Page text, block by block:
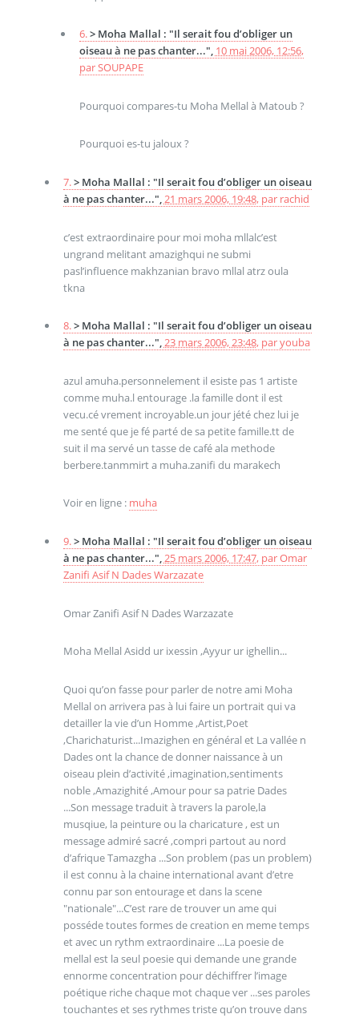
6.> Moha Mallal : "Il serait fou d’obliger un
oiseau à ne pas chanter...", 10 mai 2006, 12:56,
parSOUPAPE
Pourquoi compares-tu Moha Mellal à Matoub ?
Pourquoi es-tu jaloux ?
7.> Moha Mallal : "Il serait fou d’obliger un oiseau
à ne pas chanter...",21 mars 2006, 19:48, par rachid
c’est extraordinaire pour moi moha mllalc’est
ungrand melitant amazighqui ne submi
pasl’influence makhzanian bravo mllal atrz oula
tkna
8.> Moha Mallal : "Il serait fou d’obliger un oiseau
à ne pas chanter...",23 mars 2006, 23:48, paryouba
azul amuha.personnelement il esiste pas 1 artiste
comme muha.l entourage .la famille dont il est
vecu.cé vrement incroyable.un jour jété chez lui je
me senté que je fé parté de sa petite famille.tt de
suit il ma servé un tasse de café ala methode
berbere.tanmmirt a muha.zanifi du marakech
Voir en ligne : muha
9.> Moha Mallal : "Il serait fou d’obliger un oiseau
à ne pas chanter...",25 mars 2006, 17:47, parOmar
Zanifi Asif N Dades Warzazate
Omar Zanifi Asif N Dades Warzazate
Moha Mellal Asidd ur ixessin ,Ayyur ur ighellin...
Quoi qu’on fasse pour parler de notre ami Moha
Mellal on arrivera pas à lui faire un portrait qui va
detailler la vie d’un Homme ,Artist,Poet
,Charichaturist...Imazighen en général et La vallée n
Dades ont la chance de donner naissance à un
oiseau plein d’activité ,imagination,sentiments
noble ,Amazighité ,Amour pour sa patrie Dades
...Son message traduit à travers la parole,la
musqiue, la peinture ou la charicature , est un
message admiré sacré ,compri partout au nord
d’afrique Tamazgha ...Son problem (pas un problem)
il est connu à la chaine international avant d’etre
connu par son entourage et dans la scene
"nationale"...C’est rare de trouver un ame qui
posséde toutes formes de creation en meme temps
et avec un rythm extraordinaire ...La poesie de
mellal est la seul poesie qui demande une grande
ennorme concentration pour déchiffrer l’image
poétique riche chaque mot chaque ver ...ses paroles
touchantes et ses rythmes triste qu’on trouve dans